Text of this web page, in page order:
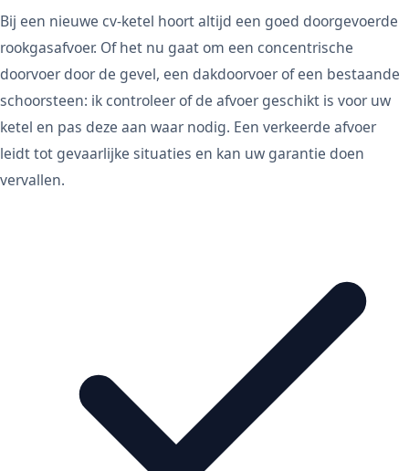
Bij een nieuwe cv-ketel hoort altijd een goed doorgevoerde
rookgasafvoer. Of het nu gaat om een concentrische
doorvoer door de gevel, een dakdoorvoer of een bestaande
schoorsteen: ik controleer of de afvoer geschikt is voor uw
ketel en pas deze aan waar nodig. Een verkeerde afvoer
leidt tot gevaarlijke situaties en kan uw garantie doen
vervallen.